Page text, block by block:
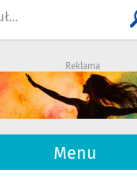
Reklama
Menu